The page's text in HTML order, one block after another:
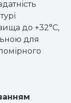
до +32°C,
для